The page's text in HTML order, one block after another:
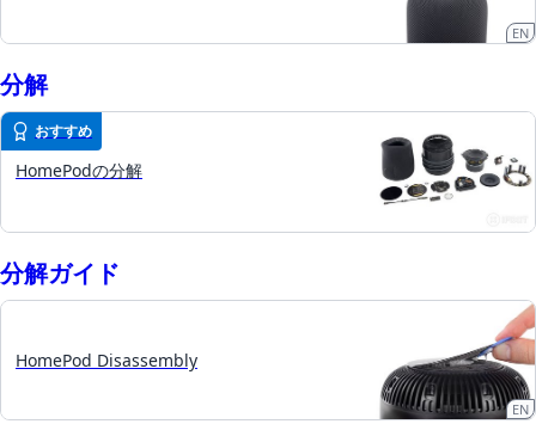
EN
分解
おすすめ
HomePodの分解
分解ガイド
HomePod Disassembly
EN